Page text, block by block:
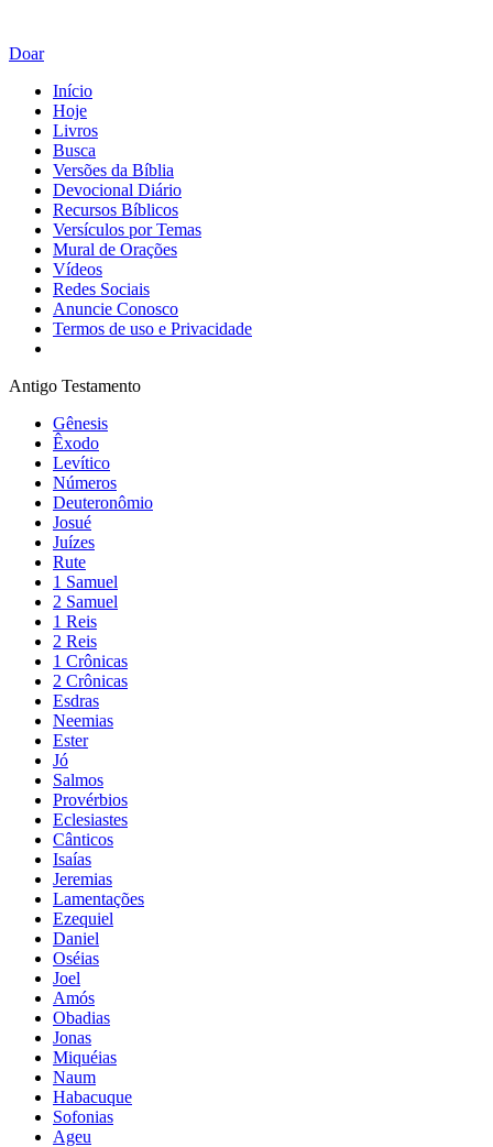
Doar
Início
Hoje
Livros
Busca
Versões da Bíblia
Devocional Diário
Recursos Bíblicos
Versículos por Temas
Mural de Orações
Vídeos
Redes Sociais
Anuncie Conosco
Termos de uso e Privacidade
Antigo Testamento
Gênesis
Êxodo
Levítico
Números
Deuteronômio
Josué
Juízes
Rute
1 Samuel
2 Samuel
1 Reis
2 Reis
1 Crônicas
2 Crônicas
Esdras
Neemias
Ester
Jó
Salmos
Provérbios
Eclesiastes
Cânticos
Isaías
Jeremias
Lamentações
Ezequiel
Daniel
Oséias
Joel
Amós
Obadias
Jonas
Miquéias
Naum
Habacuque
Sofonias
Ageu